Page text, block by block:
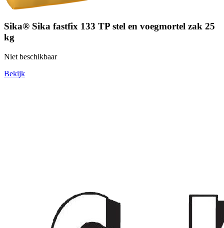
Sika® Sika fastfix 133 TP stel en voegmortel zak 25
kg
Niet beschikbaar
Bekijk